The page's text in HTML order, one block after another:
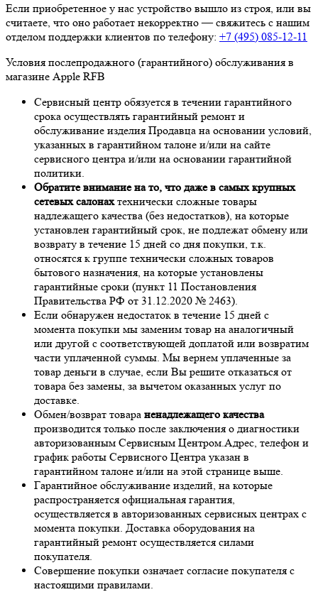
Если приобретенное у нас устройство вышло из строя, или вы
считаете, что оно работает некорректно — свяжитесь с нашим
отделом поддержки клиентов по телефону: +7 (495) 085-12-11
Условия послепродажного (гарантийного) обслуживания в
магазине Apple RFB
Сервисный центр обязуется в течении гарантийного
срока осуществлять гарантийный ремонт и
обслуживание изделия Продавца на основании условий,
указанных в гарантийном талоне и/или на сайте
сервисного центра и/или на основании гарантийной
политики.
Обратите внимание на то, что даже в самых крупных
сетевых салонахтехнически сложные товары
надлежащего качества (без недостатков), на которые
установлен гарантийный срок, не подлежат обмену или
возврату в течение 15 дней со дня покупки, т.к.
относятся к группе технически сложных товаров
бытового назначения, на которые установлены
гарантийные сроки (пункт 11 Постановления
Правительства РФ от 31.12.2020 № 2463).
Если обнаружен недостаток в течение 15 дней с
момента покупки мы заменим товар на аналогичный
или другой с соответствующей доплатой или возвратим
части уплаченной суммы. Мы вернем уплаченные за
товар деньги в случае, если Вы решите отказаться от
товара без замены, за вычетом оказанных услуг по
доставке.
Обмен/возврат товара ненадлежащего качества
производится только после заключения о диагностики
авторизованным Сервисным Центром.Адрес, телефон и
график работы Сервисного Центра указан в
гарантийном талоне и/или на этой странице выше.
Гарантийное обслуживание изделий, на которые
распространяется официальная гарантия,
осуществляется в авторизованных сервисных центрах с
момента покупки. Доставка оборудования на
гарантийный ремонт осуществляется силами
покупателя.
Совершение покупки означает согласие покупателя с
настоящими правилами.